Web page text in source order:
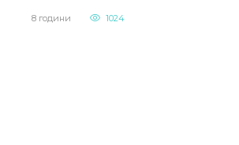
8 години 1024